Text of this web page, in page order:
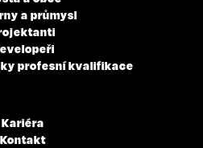
a průmysl
profesní kvalifikace
Kariéra
Kontakt